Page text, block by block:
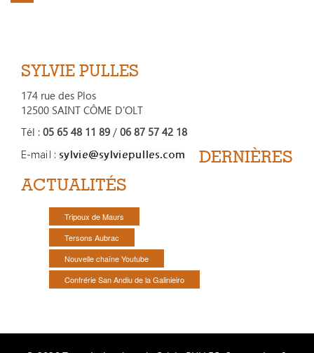
SYLVIE PULLES
174 rue des Plos
12500 SAINT CÔME D'OLT
Tél : 05 65 48 11 89 / 06 87 57 42 18
DERNIÈRES
ACTUALITÉS
Tripoux de Maurs
Tersons Aubrac
Nouvelle chaîne Youtube
Confrérie San Andiu de la Galinieiro